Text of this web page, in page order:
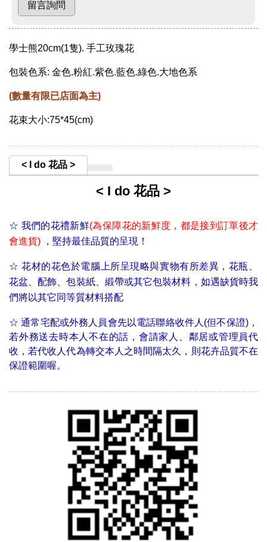
學士熊20cm(1隻). 手工玫瑰花
包裝色系: 金色.粉紅.紫色.藍色.綠色.大地色系
(數量有限已店面為主)
花束大小:75*45(cm)
< I do 花品 >
< I do 花品 >
☆ 我們的花禮新鮮(為保障花的新鮮度， 都是接到訂單後才
會進貨) ，堅持最佳品質的呈現！
☆ 花材的花色於電腦上所呈現略與實物有所差異，花瓶、
花盆、配飾、包裝紙、緞帶或其它包裝材料，如遇缺貨時我
們將以其它同等質材料搭配
☆通常宅配或外務人員會先以電話聯絡收件人(但不保證)，
若外務送去時本人不在的話，會請家人、鄰居或管理員代
收，若代收人代為轉交本人之時間隔太久，則花卉品質不在
保證範圍喔。